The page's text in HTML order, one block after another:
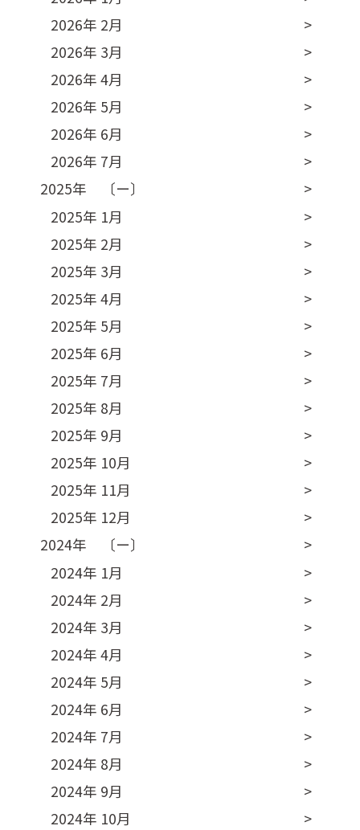
2026年 2月
2026年 3月
2026年 4月
2026年 5月
2026年 6月
2026年 7月
2025年 〔ー〕
2025年 1月
2025年 2月
2025年 3月
2025年 4月
2025年 5月
2025年 6月
2025年 7月
2025年 8月
2025年 9月
2025年 10月
2025年 11月
2025年 12月
2024年 〔ー〕
2024年 1月
2024年 2月
2024年 3月
2024年 4月
2024年 5月
2024年 6月
2024年 7月
2024年 8月
2024年 9月
2024年 10月